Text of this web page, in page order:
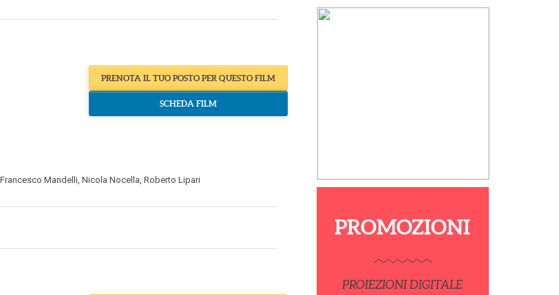
Francesco Mandelli, Nicola Nocella, Roberto Lipari
PRENOTA IL TUO POSTO PER QUESTO FILM
SCHEDA FILM
PROMOZIONI
PROIEZIONI DIGITALE